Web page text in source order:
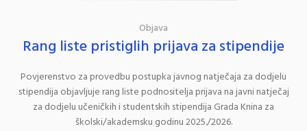
Objava
Rang liste pristiglih prijava za stipendije
Povjerenstvo za provedbu postupka javnog natječaja za dodjelu
stipendija objavljuje rang liste podnositelja prijava na javni natječaj
za dodjelu učeničkih i studentskih stipendija Grada Knina za
školski/akademsku godinu 2025./2026.